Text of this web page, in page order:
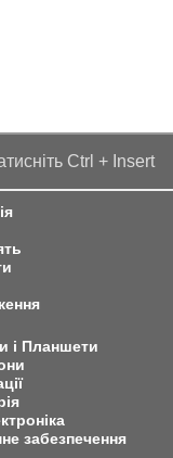
Ctrl + Insert
і Планшети
забезпечення